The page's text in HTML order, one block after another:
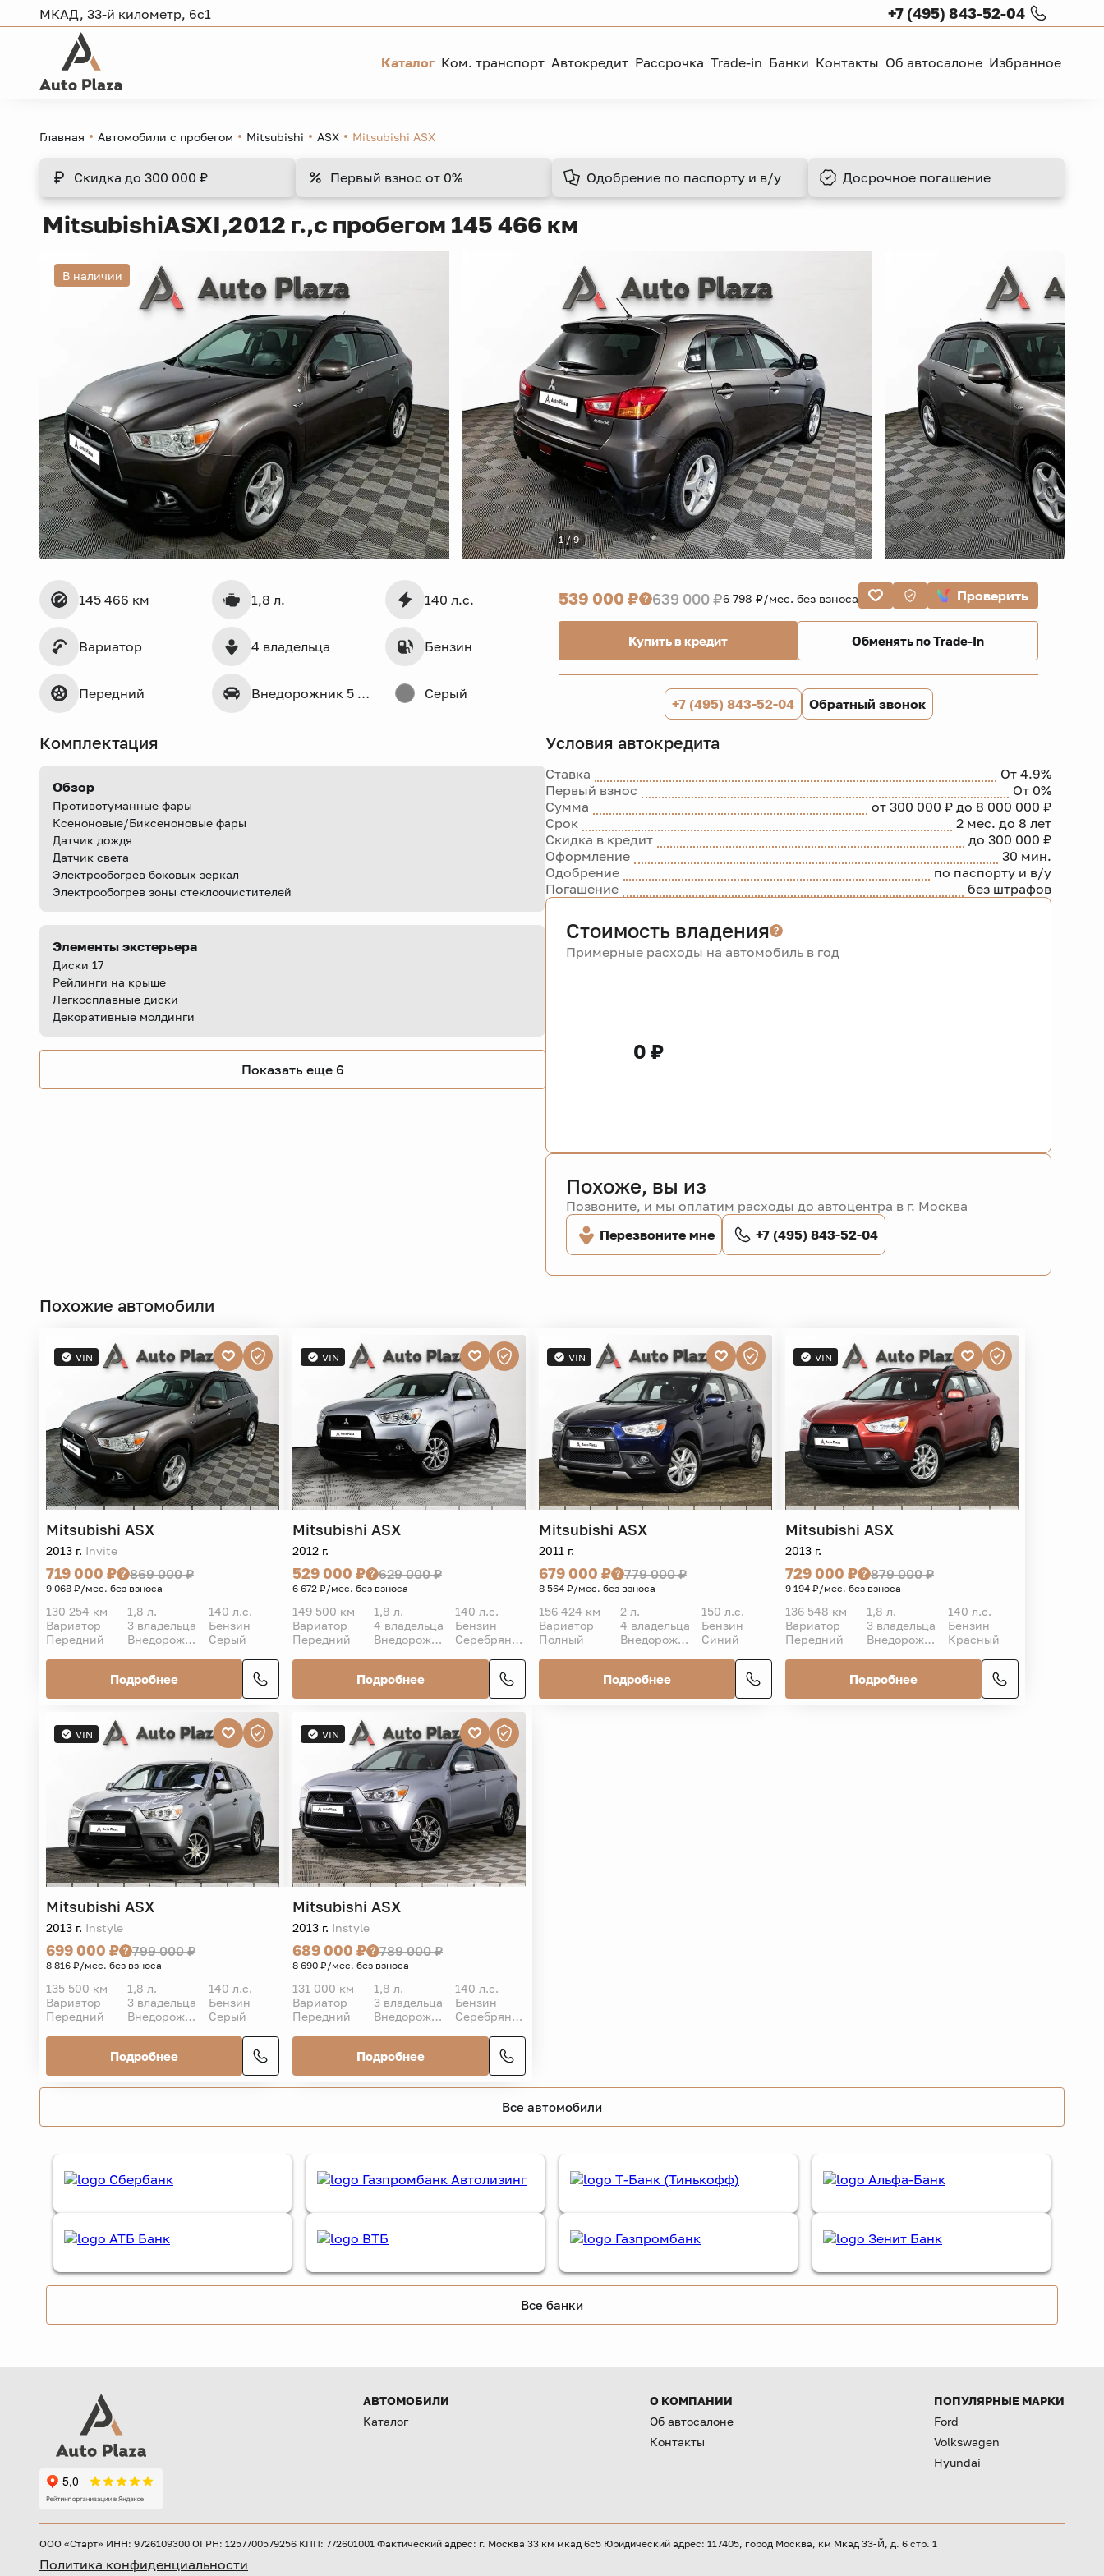
МКАД, 33-й километр, 6с1 +7 (495) 843-52-04
Каталог Ком. транспорт Автокредит Рассрочка Trade-in Банки Контакты Об автосалоне Избранное
Главная Автомобили с пробегом Mitsubishi ASX Mitsubishi ASX
Скидка до 300 000 ₽ Первый взнос от 0% Одобрение по паспорту и в/у Досрочное погашение
MitsubishiASXI,2012 г.,с пробегом 145 466 км
В наличии
1 / 9
145 466 км 1,8 л. 140 л.с.
Вариатор 4 владельца Бензин
Передний Внедорожник 5 дв. Серый
539 000 ₽ 639 000 ₽6 798 ₽/мес. без взноса Проверить
Купить в кредит Обменять по Trade-In
+7 (495) 843-52-04 Обратный звонок
Комплектация
Обзор
Противотуманные фары
Ксеноновые/Биксеноновые фары
Датчик дождя
Датчик света
Электрообогрев боковых зеркал
Электрообогрев зоны стеклоочистителей
Элементы экстерьера
Диски 17
Рейлинги на крыше
Легкосплавные диски
Декоративные молдинги
Показать еще 6
Условия автокредита
Ставка
От 4.9%
Первый взнос
От 0%
Сумма
от 300 000 ₽ до 8 000 000 ₽
Срок
2 мес. до 8 лет
Скидка в кредит
до 300 000 ₽
Оформление
30 мин.
Одобрение
по паспорту и в/у
Погашение
без штрафов
Стоимость владения
Примерные расходы на автомобиль в год
0 ₽
Похоже, вы из
Позвоните, и мы оплатим расходы до автоцентра в г. Москва
Перезвоните мне
+7 (495) 843-52-04
Похожие автомобили
VIN
Mitsubishi ASX
2013 г. Invite
719 000 ₽ 869 000 ₽
9 068 ₽/мес. без взноса
130 254 км 1,8 л.
140 л.с.
Вариатор
3 владельца
Бензин
Передний
Внедорожник 5 дв. Серый
Подробнее
VIN
Mitsubishi ASX
2012 г.
529 000 ₽ 629 000 ₽
6 672 ₽/мес. без взноса
149 500 км 1,8 л.
140 л.с.
Вариатор
4 владельца
Бензин
Передний
Внедорожник 5 дв. Серебряный
Подробнее
VIN
Mitsubishi ASX
2011 г.
679 000 ₽ 779 000 ₽
8 564 ₽/мес. без взноса
156 424 км 2 л.
150 л.с.
Вариатор
4 владельца
Бензин
Полный
Внедорожник 5 дв. Синий
Подробнее
VIN
Mitsubishi ASX
2013 г.
729 000 ₽ 879 000 ₽
9 194 ₽/мес. без взноса
136 548 км 1,8 л.
140 л.с.
Вариатор
3 владельца
Бензин
Передний
Внедорожник 5 дв. Красный
Подробнее
VIN
Mitsubishi ASX
2013 г. Instyle
699 000 ₽ 799 000 ₽
8 816 ₽/мес. без взноса
135 500 км 1,8 л.
140 л.с.
Вариатор
3 владельца
Бензин
Передний
Внедорожник 5 дв. Серый
Подробнее
VIN
Mitsubishi ASX
2013 г. Instyle
689 000 ₽ 789 000 ₽
8 690 ₽/мес. без взноса
131 000 км 1,8 л.
140 л.с.
Вариатор
3 владельца
Бензин
Передний
Внедорожник 5 дв. Серебряный
Подробнее
Все автомобили
Все банки
АВТОМОБИЛИ
Каталог
О КОМПАНИИ
Об автосалоне
Контакты
ПОПУЛЯРНЫЕ МАРКИ
Ford
Volkswagen
Hyundai
ООО «Старт» ИНН: 9726109300 ОГРН: 1257700579256 КПП: 772601001 Фактический адрес: г. Москва 33 км мкад 6с5 Юридический адрес: 117405, город Москва, км Мкад 33-Й, д. 6 стр. 1
Политика конфиденциальности